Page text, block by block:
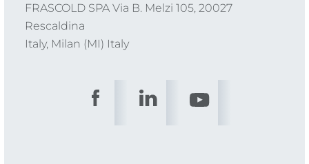
FRASCOLD SPA Via B. Melzi 105, 20027
Rescaldina
Italy, Milan (MI) Italy